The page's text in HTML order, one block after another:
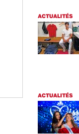
ACTUALITÉS
ACTUALITÉS